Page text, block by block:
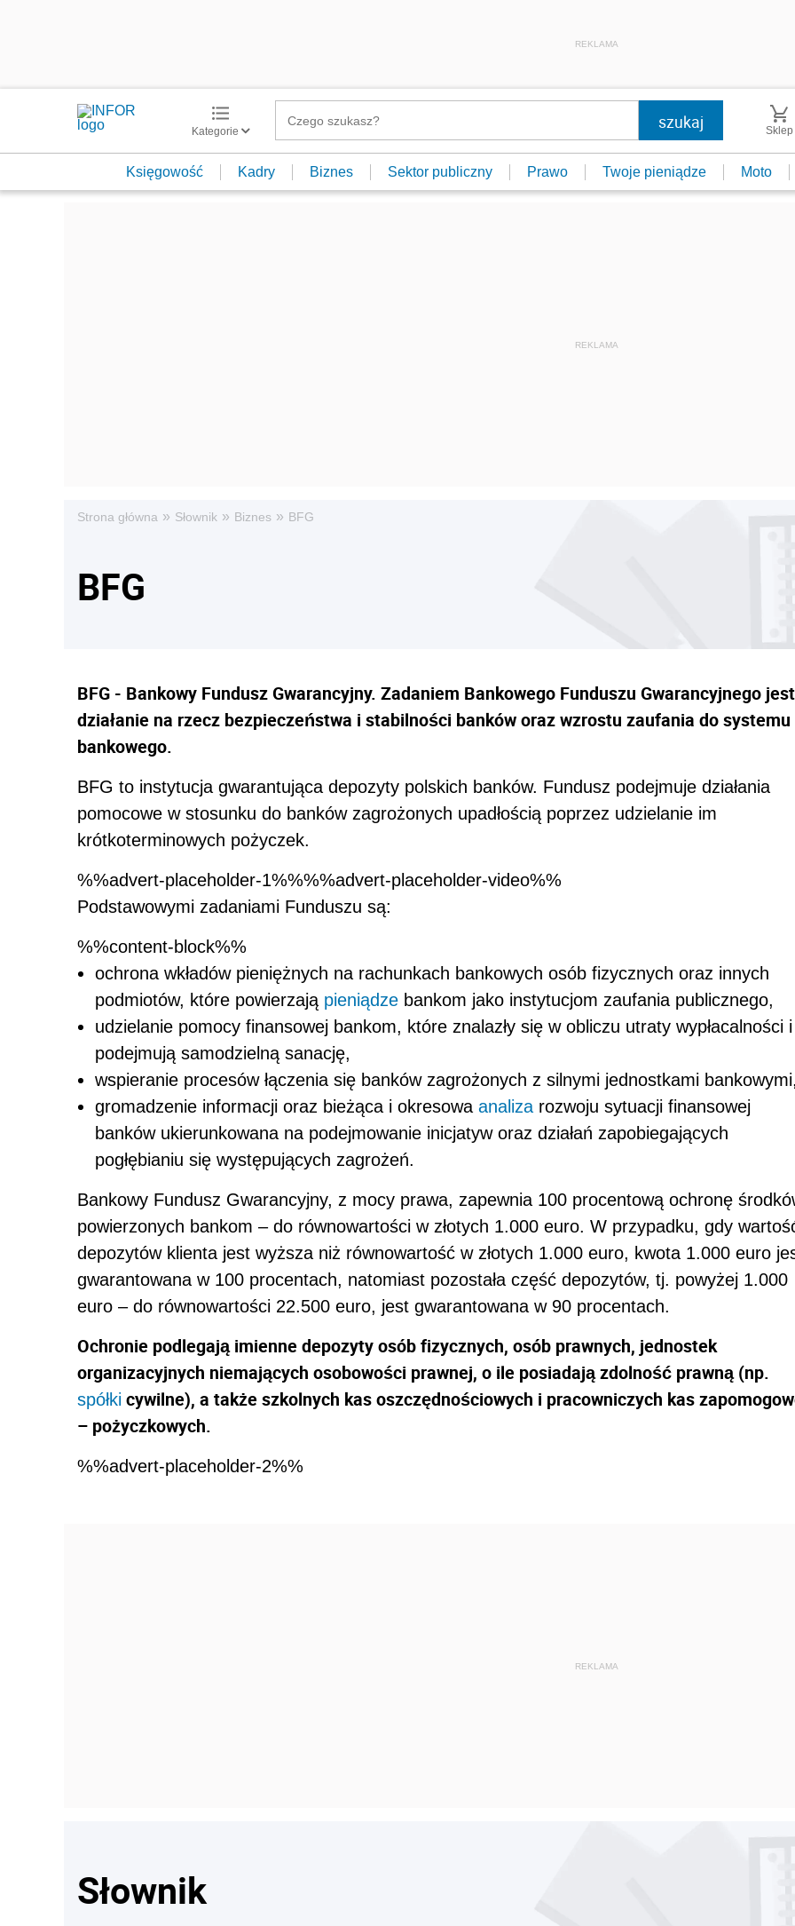
REKLAMA
Kategorie Sklep
Księgowość Kadry Biznes Sektor publiczny Prawo Twoje pieniądze Moto
Strona główna » Słownik » Biznes » BFG
BFG
BFG - Bankowy Fundusz Gwarancyjny. Zadaniem Bankowego Funduszu Gwarancyjnego jest
działanie na rzecz bezpieczeństwa i stabilności banków oraz wzrostu zaufania do systemu
bankowego.
BFG to instytucja gwarantująca depozyty polskich banków. Fundusz podejmuje działania
pomocowe w stosunku do banków zagrożonych upadłością poprzez udzielanie im
krótkoterminowych pożyczek.
%%advert-placeholder-1%%%%advert-placeholder-video%%
Podstawowymi zadaniami Funduszu są:
%%content-block%%
ochrona wkładów pieniężnych na rachunkach bankowych osób fizycznych oraz innych
podmiotów, które powierzają pieniądze bankom jako instytucjom zaufania publicznego,
udzielanie pomocy finansowej bankom, które znalazły się w obliczu utraty wypłacalności i
podejmują samodzielną sanację,
wspieranie procesów łączenia się banków zagrożonych z silnymi jednostkami bankowymi,
gromadzenie informacji oraz bieżąca i okresowa analiza rozwoju sytuacji finansowej
banków ukierunkowana na podejmowanie inicjatyw oraz działań zapobiegających
pogłębianiu się występujących zagrożeń.
Bankowy Fundusz Gwarancyjny, z mocy prawa, zapewnia 100 procentową ochronę
powierzonych bankom – do równowartości w złotych 1.000 euro. W przypadku, gdy
depozytów klienta jest wyższa niż równowartość w złotych 1.000 euro, kwota 1.000 euro
gwarantowana w 100 procentach, natomiast pozostała część depozytów, tj. powyżej 1.000
euro – do równowartości 22.500 euro, jest gwarantowana w 90 procentach.
Ochronie podlegają imienne depozyty osób fizycznych, osób prawnych, jednostek
organizacyjnych niemających osobowości prawnej, o ile posiadają zdolność prawną (np.
spółki cywilne), a także szkolnych kas oszczędnościowych i pracowniczych kas
– pożyczkowych.
%%advert-placeholder-2%%
Słownik